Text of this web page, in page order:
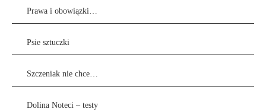
Prawa i obowiązki…
Psie sztuczki
Szczeniak nie chce…
Dolina Noteci – testy